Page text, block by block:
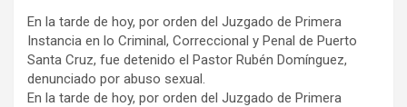
En la tarde de hoy, por orden del Juzgado de Primera
Instancia en lo Criminal, Correccional y Penal de Puerto
Santa Cruz, fue detenido el Pastor Rubén Domínguez,
denunciado por abuso sexual.
En la tarde de hoy, por orden del Juzgado de Primera